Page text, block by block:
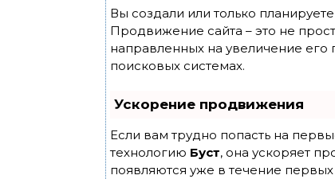
Вы создали или только
Продвижение сайта – это не
направленных на увеличение
поисковых системах.
Ускорение продвижения
Если вам трудно попасть на
технологию Буст, она ускоряет
появляются уже в течение